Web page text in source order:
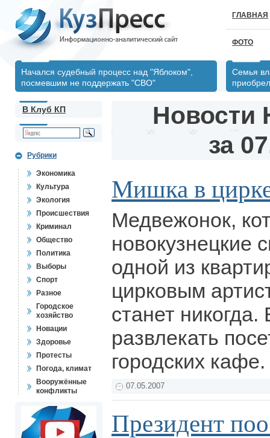
ГЛАВНАЯ
ФОТО
Начался судебный процесс над "Яблоком",
посмевшим не поддержать "СВО"
Семья
В Клуб КП
Рубрики
Экономика
Культура
Экология
Происшествия
Криминал
Общество
Политика
Выборы
Спорт
Разное
Городское
хозяйство
Новации
Здоровье
Протесты
Погода, климат
Вооружённые
конфликты
Новости
за
Мишка в
Медвежонок,
новокузнецкие
одной из
цирковым
станет
развлекать
городских кафе.
07.05.2007
Президент